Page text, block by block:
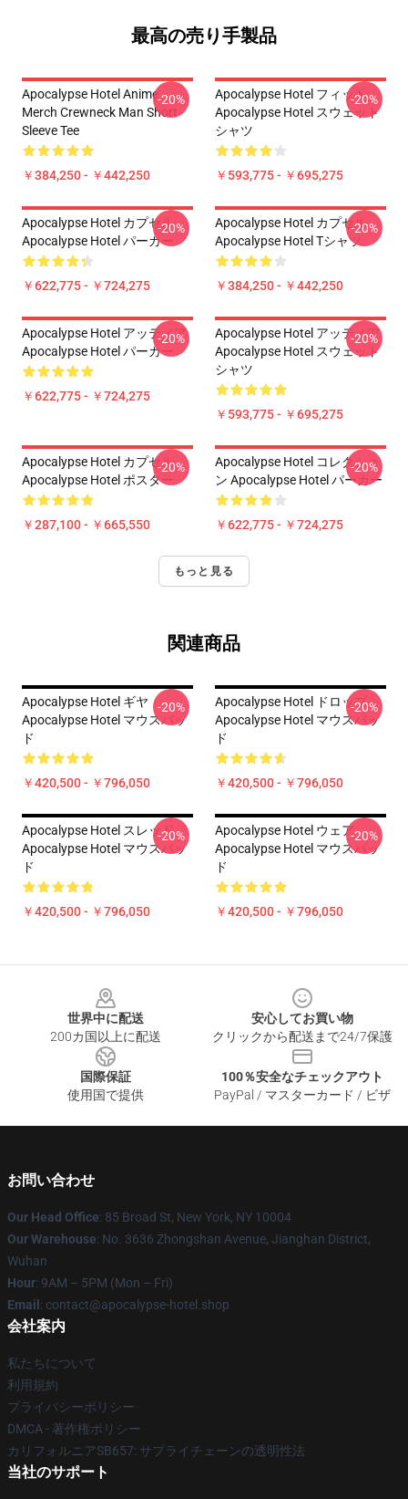
最高の売り手製品
Apocalypse Hotel Anime
Merch Crewneck Man Short
Sleeve Tee
￥384,250 - ￥442,250
-20%
Apocalypse Hotel フィット
Apocalypse Hotel スウェット
シャツ
￥593,775 - ￥695,275
-20%
Apocalypse Hotel カプセル
Apocalypse Hotel パーカー
￥622,775 - ￥724,275
-20%
Apocalypse Hotel カプセル
Apocalypse Hotel Tシャツ
￥384,250 - ￥442,250
-20%
Apocalypse Hotel アッティア
Apocalypse Hotel パーカー
￥622,775 - ￥724,275
-20%
Apocalypse Hotel アッティア
Apocalypse Hotel スウェット
シャツ
￥593,775 - ￥695,275
-20%
Apocalypse Hotel カプセル
Apocalypse Hotel ポスター
￥287,100 - ￥665,550
-20%
Apocalypse Hotel コレクショ
ン Apocalypse Hotel パーカー
￥622,775 - ￥724,275
-20%
もっと見る
関連商品
Apocalypse Hotel ギヤ
Apocalypse Hotel マウスパッ
ド
￥420,500 - ￥796,050
-20%
Apocalypse Hotel ドロップ
Apocalypse Hotel マウスパッ
ド
￥420,500 - ￥796,050
-20%
Apocalypse Hotel スレッド
Apocalypse Hotel マウスパッ
ド
￥420,500 - ￥796,050
-20%
Apocalypse Hotel ウェア
Apocalypse Hotel マウスパッ
ド
￥420,500 - ￥796,050
-20%
世界中に配送
200カ国以上に配送
安心してお買い物
クリックから配送まで24/7保護
国際保証
使用国で提供
100％安全なチェックアウト
PayPal / マスターカード / ビザ
お問い合わせ
Our Head Office: 85 Broad St, New York, NY 10004
Our Warehouse: No. 3636 Zhongshan Avenue, Jianghan District,
Wuhan
Hour: 9AM – 5PM (Mon – Fri)
Email : contact@apocalypse-hotel.shop
会社案内
私たちについて
利用規約
プライバシーポリシー
DMCA - 著作権ポリシー
カリフォルニアSB657: サプライチェーンの透明性法
当社のサポート